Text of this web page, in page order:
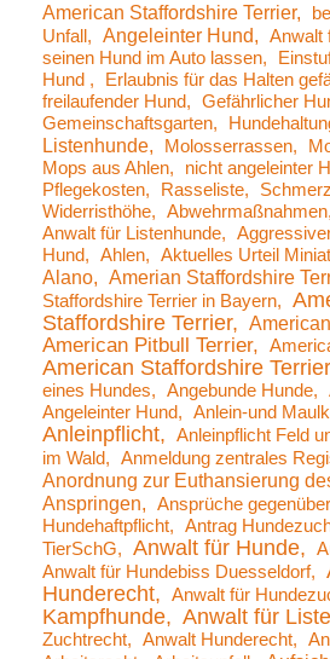
American Staffordshire Terrier
Unfall
Angeleinter Hund Anwalt
seinen Hund im Auto lassen
Hund
Erlaubnis für das Halten
freilaufender Hund
Gefährlicher
Gemeinschaftsgarten
Listenhunde Molosserrassen
Mops aus Ahlen
nicht angeleinter
Pflegekosten
Rasseliste
Widerristhöhe
Abwehrmaßnahmen
Anwalt für Listenhunde
Hund
Ahlen Aktuelles Urteil
Alano Amerian Staffordshire
Staffordshire Terrier in Bayern
Staffordshire Terrier
American Pitbull Terrier
American Staffordshire Terrier
eines Hundes
Angebunde Hunde
Angeleinter Hund Anlein-und
Anleinpflicht Anleinpflicht Feld
im Wald
Anmeldung zentrales
Anordnung zur Euthansierung
Anspringen
Ansprüche
Hundehaftpflicht
Antrag
TierSchG
Anwalt für Hunde
Anwalt für Hundebiss Duesseldorf
Hunderecht
Anwalt für
Kampfhunde
Anwalt für
Zuchtrecht
Anwalt Hunderecht